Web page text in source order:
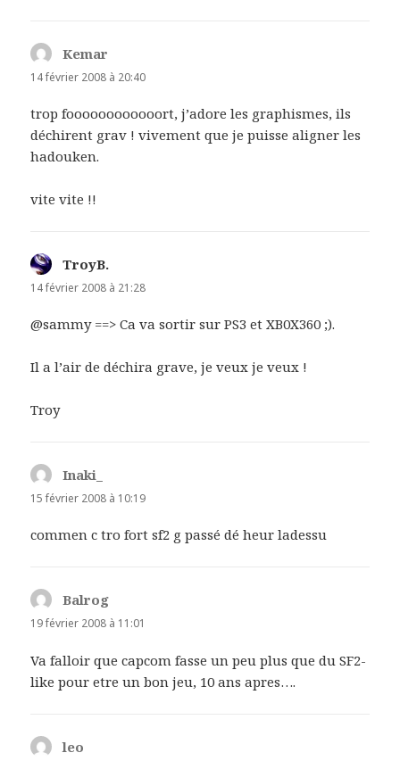
Kemar
14 février 2008 à 20:40
trop foooooooooooort, j’adore les graphismes, ils
déchirent grav ! vivement que je puisse aligner les
hadouken.
vite vite !!
TroyB.
14 février 2008 à 21:28
@sammy ==> Ca va sortir sur PS3 et XB0X360 ;).
Il a l’air de déchira grave, je veux je veux !
Troy
Inaki_
15 février 2008 à 10:19
commen c tro fort sf2 g passé dé heur ladessu
Balrog
19 février 2008 à 11:01
Va falloir que capcom fasse un peu plus que du SF2-
like pour etre un bon jeu, 10 ans apres….
leo